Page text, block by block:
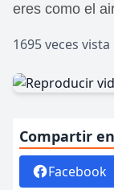
eres como el
1695 veces vista
Compartir
Facebook